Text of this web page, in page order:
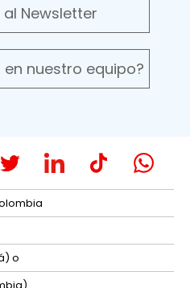
Newsletter
nuestro equipo?
o